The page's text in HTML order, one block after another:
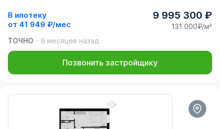
В ипотеку
от 41 949 ₽/мес
9 995 300 ₽
131 000₽/м²
ТОЧНО
6 месяцев назад
Позвонить застройщику